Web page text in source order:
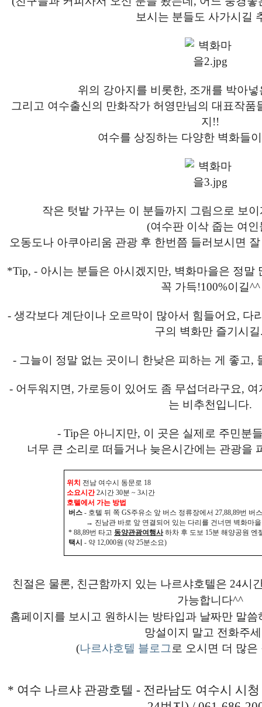
보시는 분들도 사가시길
위의 강아지를 비롯한, 조개를 박아
그리고 여수출신의 만화작가 허영만님의 대표작
지!!
여수를 상징하는 다양한 벽화들
작은 텃밭 가꾸는 이 분들까지 그림으로 보
(여수판 이삭 줍는 여인
오동도나 아쿠아리움 관광 후 한번쯤 들러보시면
*Tip, - 아시는 분들은 아시겠지만, 벽화마을은 정말
꼭 가득!100%이길^^
- 생각보다 계단이나 오르막이 많아서 힘들어요, 다
구의 벽화만 즐기시
- 그늘이 정말 없는 곳이니 한낮은 피하는 게 좋고,
- 어두워지면, 가로등이 있어도 좀 무섭더라구요,
는 비추천입니다.
- Tip은 아니지만, 이 곳은 실제로 주민분
너무 큰 소리로 떠들거나 늦은시간에는 관광을
위치 전남 여수시 동문로 18
소요시간2시간 30분 ~ 3시간
호텔에서 가는 방법
버스 - 호텔 뒤 쪽 GS주유소 앞 버스 정류장에서 27,88,89번 버
→ 진남관 바로 앞 연결되어 있는 다리를 건너면 벽화마을
* 88,89번 타고 동양관광여행사하차 후 도보 15분 해양공원 엔
택시 - 약 12,000원 (약 25분소요)
친절은 물론, 친근함까지 있는 나르샤호텔은 24시
가능합니다^^
홈페이지를 보시고 원하시는 방타입과 날짜만 말
망설이지 말고 전화주
(나르샤호텔 블로그 로 오시면 더 많
* 여수 나르샤 관광호텔 - 전라남도 여수시 시